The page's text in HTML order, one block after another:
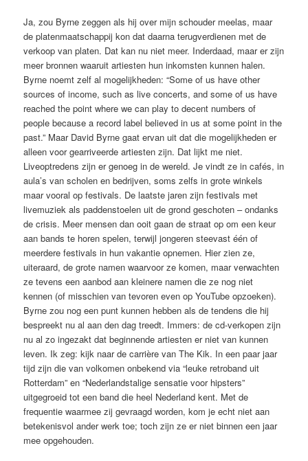
Ja, zou Byrne zeggen als hij over mijn schouder meelas, maar
de platenmaatschappij kon dat daarna terugverdienen met de
verkoop van platen. Dat kan nu niet meer. Inderdaad, maar er zijn
meer bronnen waaruit artiesten hun inkomsten kunnen halen.
Byrne noemt zelf al mogelijkheden: “Some of us have other
sources of income, such as live concerts, and some of us have
reached the point where we can play to decent numbers of
people because a record label believed in us at some point in the
past.” Maar David Byrne gaat ervan uit dat die mogelijkheden er
alleen voor gearriveerde artiesten zijn. Dat lijkt me niet.
Liveoptredens zijn er genoeg in de wereld. Je vindt ze in cafés, in
aula’s van scholen en bedrijven, soms zelfs in grote winkels
maar vooral op festivals. De laatste jaren zijn festivals met
livemuziek als paddenstoelen uit de grond geschoten – ondanks
de crisis. Meer mensen dan ooit gaan de straat op om een keur
aan bands te horen spelen, terwijl jongeren steevast één of
meerdere festivals in hun vakantie opnemen. Hier zien ze,
uiteraard, de grote namen waarvoor ze komen, maar verwachten
ze tevens een aanbod aan kleinere namen die ze nog niet
kennen (of misschien van tevoren even op YouTube opzoeken).
Byrne zou nog een punt kunnen hebben als de tendens die hij
bespreekt nu al aan den dag treedt. Immers: de cd-verkopen zijn
nu al zo ingezakt dat beginnende artiesten er niet van kunnen
leven. Ik zeg: kijk naar de carrière van The Kik. In een paar jaar
tijd zijn die van volkomen onbekend via “leuke retroband uit
Rotterdam” en “Nederlandstalige sensatie voor hipsters”
uitgegroeid tot een band die heel Nederland kent. Met de
frequentie waarmee zij gevraagd worden, kom je echt niet aan
betekenisvol ander werk toe; toch zijn ze er niet binnen een jaar
mee opgehouden.